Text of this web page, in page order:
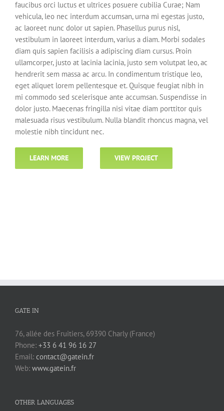
faucibus orci luctus et ultrices posuere cubilia Curae; Nam
vehicula, leo nec interdum accumsan, urna mi egestas justo,
ac laoreet nunc dolor ut sapien. Phasellus purus nisl,
vestibulum in laoreet interdum, varius a diam. Morbi sodales
diam quis sapien facilisis a adipiscing diam cursus. Proin
ullamcorper, justo at lacinia lacinia, justo sem volutpat leo, ac
hendrerit sem massa ac arcu. In condimentum tristique leo,
eget aliquet lorem pellentesque et. Quisque feugiat nibh in
mi commodo sed scelerisque ante accumsan. Suspendisse in
dolor justo. Maecenas fringilla nisi vitae diam porttitor quis
malesuada risus vestibulum. Nulla blandit rhoncus magna, vel
molestie nibh tincidunt nec.
LEARN MORE VIEW PROJECT
GATE IN
76, allée des Fruitiers, 69390 Charly (France)
Phone: +33 6 41 96 16 27
Email: contact@gatein.fr
Web: www.gatein.fr
OTHER LANGUAGES